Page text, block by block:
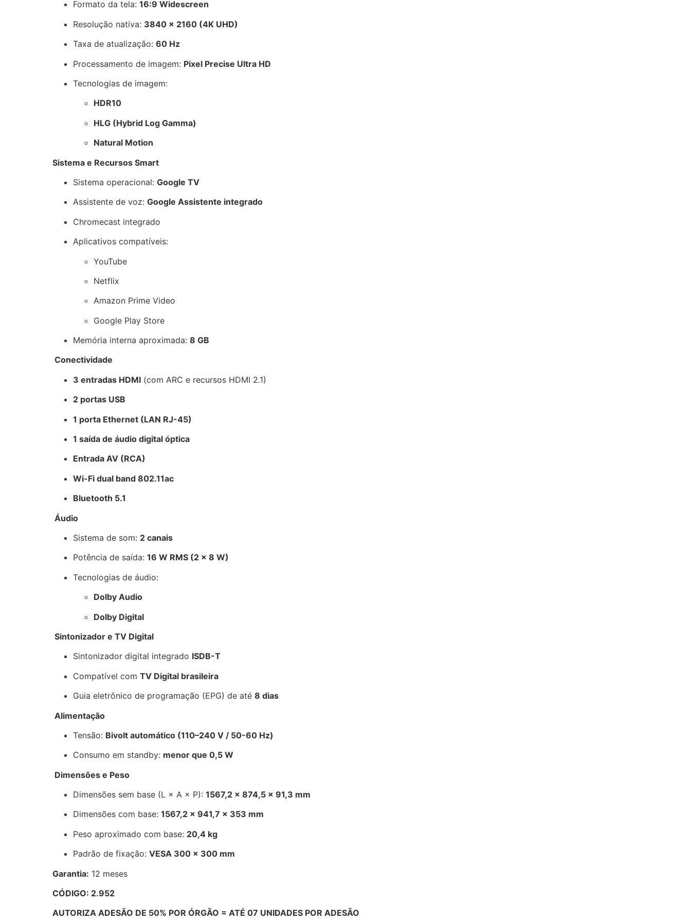
Formato da tela: 16:9 Widescreen
Resolução nativa: 3840 × 2160 (4K UHD)
Taxa de atualização: 60 Hz
Processamento de imagem: Pixel Precise Ultra HD
Tecnologias de imagem:
HDR10
HLG (Hybrid Log Gamma)
Natural Motion
Sistema e Recursos Smart
Sistema operacional: Google TV
Assistente de voz: Google Assistente integrado
Chromecast integrado
Aplicativos compatíveis:
YouTube
Netflix
Amazon Prime Video
Google Play Store
Memória interna aproximada: 8 GB
Conectividade
3 entradas HDMI (com ARC e recursos HDMI 2.1)
2 portas USB
1 porta Ethernet (LAN RJ-45)
1 saída de áudio digital óptica
Entrada AV (RCA)
Wi-Fi dual band 802.11ac
Bluetooth 5.1
Áudio
Sistema de som: 2 canais
Potência de saída: 16 W RMS (2 × 8 W)
Tecnologias de áudio:
Dolby Audio
Dolby Digital
Sintonizador e TV Digital
Sintonizador digital integrado ISDB-T
Compatível com TV Digital brasileira
Guia eletrônico de programação (EPG) de até 8 dias
Alimentação
Tensão: Bivolt automático (110–240 V / 50-60 Hz)
Consumo em standby: menor que 0,5 W
Dimensões e Peso
Dimensões sem base (L × A × P): 1567,2 × 874,5 × 91,3 mm
Dimensões com base: 1567,2 × 941,7 × 353 mm
Peso aproximado com base: 20,4 kg
Padrão de fixação: VESA 300 × 300 mm
Garantia: 12 meses
CÓDIGO: 2.952
AUTORIZA ADESÃO DE 50% POR ÓRGÃO = ATÉ 07 UNIDADES POR ADESÃO